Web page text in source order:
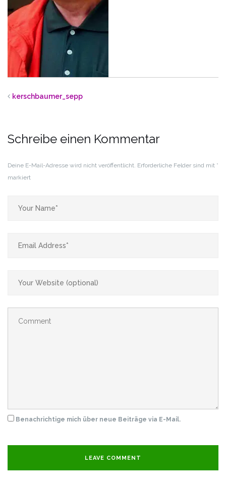
kerschbaumer_sepp
Schreibe einen Kommentar
Deine E-Mail-Adresse wird nicht veröffentlicht. Erforderliche Felder sind mit *
markiert
Benachrichtige mich über neue Beiträge via E-Mail.